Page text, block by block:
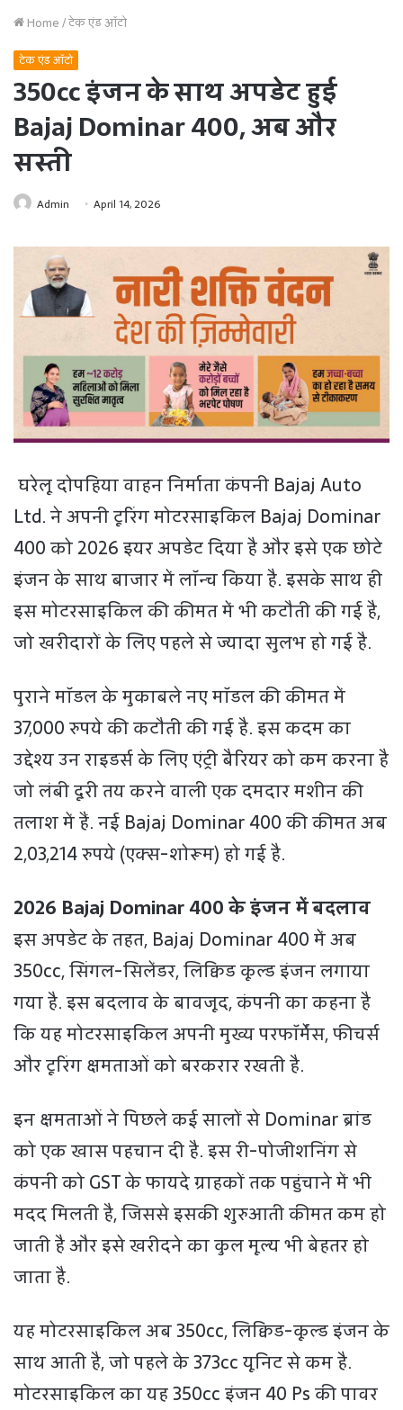
Home/टेक एंड ऑटो
टेक एंड ऑटो
350cc इंजन के साथ अपडेट हुई
Bajaj Dominar 400, अब और
सस्ती
Admin April 14, 2026
घरेलू दोपहिया वाहन निर्माता कंपनी Bajaj Auto
Ltd. ने अपनी टूरिंग मोटरसाइकिल Bajaj Dominar
400 को 2026 इयर अपडेट दिया है और इसे एक छोटे
इंजन के साथ बाजार में लॉन्च किया है. इसके साथ ही
इस मोटरसाइकिल की कीमत में भी कटौती की गई है,
जो खरीदारों के लिए पहले से ज्यादा सुलभ हो गई है.
पुराने मॉडल के मुकाबले नए मॉडल की कीमत में
37,000 रुपये की कटौती की गई है. इस कदम का
उद्देश्य उन राइडर्स के लिए एंट्री बैरियर को कम करना है
जो लंबी दूरी तय करने वाली एक दमदार मशीन की
तलाश में हैं. नई Bajaj Dominar 400 की कीमत अब
2,03,214 रुपये (एक्स-शोरूम) हो गई है.
2026 Bajaj Dominar 400 के इंजन में बदलाव
इस अपडेट के तहत, Bajaj Dominar 400 में अब
350cc, सिंगल-सिलेंडर, लिक्विड कूल्ड इंजन लगाया
गया है. इस बदलाव के बावजूद, कंपनी का कहना है
कि यह मोटरसाइकिल अपनी मुख्य परफॉर्मेंस, फीचर्स
और टूरिंग क्षमताओं को बरकरार रखती है.
इन क्षमताओं ने पिछले कई सालों से Dominar ब्रांड
को एक खास पहचान दी है. इस री-पोजीशनिंग से
कंपनी को GST के फायदे ग्राहकों तक पहुंचाने में भी
मदद मिलती है, जिससे इसकी शुरुआती कीमत कम हो
जाती है और इसे खरीदने का कुल मूल्य भी बेहतर हो
जाता है.
यह मोटरसाइकिल अब 350cc, लिक्विड-कूल्ड इंजन के
साथ आती है, जो पहले के 373cc यूनिट से कम है.
मोटरसाइकिल का यह 350cc इंजन 40 Ps की पावर